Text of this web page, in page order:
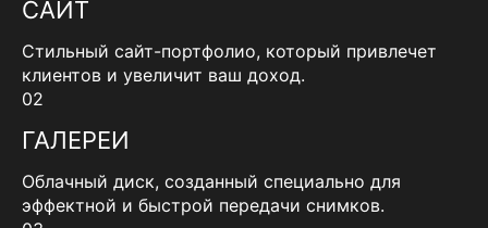
САЙТ
Стильный сайт-портфолио, который привлечет
клиентов и увеличит ваш доход.
02
ГАЛЕРЕИ
Облачный диск, созданный специально для
эффектной и быстрой передачи снимков.